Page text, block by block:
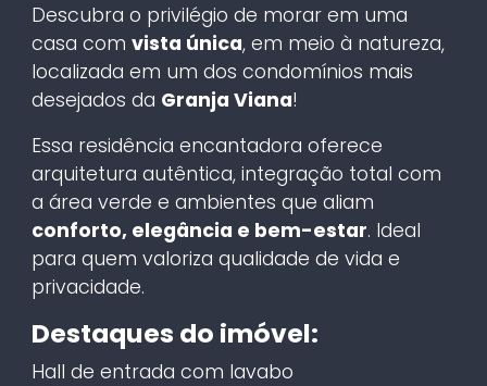
Descubra o privilégio de morar em uma
casa com vista única, em meio à natureza,
localizada em um dos condomínios mais
desejados da Granja Viana!
Essa residência encantadora oferece
arquitetura autêntica, integração total com
a área verde e ambientes que aliam
conforto, elegância e bem-estar. Ideal
para quem valoriza qualidade de vida e
privacidade.
Destaques do imóvel:
Hall de entrada com lavabo